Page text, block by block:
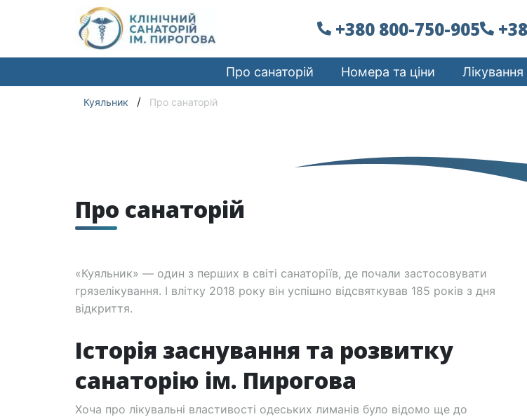
+380 800-750-905
Про санаторій Номера та ціни Лікування
Куяльник / Про санаторій
Про санаторій
«Куяльник» — один з перших в світі санаторіїв, де почали застосовувати
грязелікування. І влітку 2018 року він успішно відсвяткував 185 років з дня
відкриття.
Історія заснування та розвитку
санаторію ім. Пирогова
Хоча про лікувальні властивості одеських лиманів було відомо ще до